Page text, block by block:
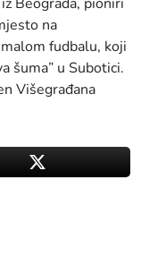
na
fudbalu, koji
šuma” u Subotici.
Višegrađana